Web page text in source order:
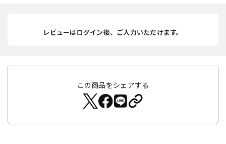
レビューはログイン後、ご入力いただけます。
この商品をシェアする